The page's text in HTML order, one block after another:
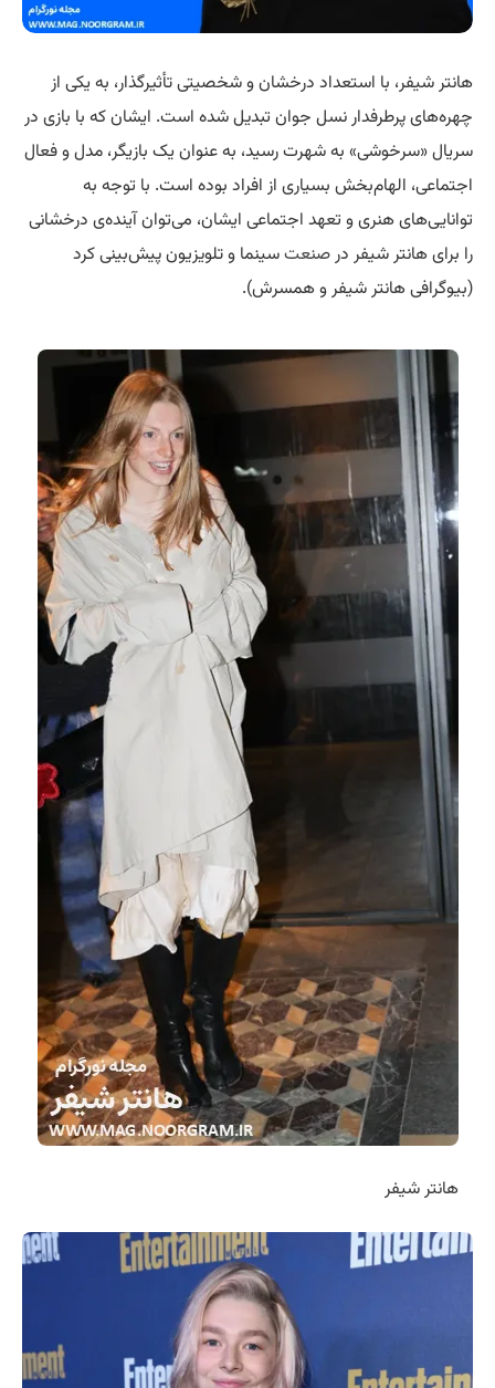
هانتر شیفر، با استعداد درخشان و شخصیتی تأثیرگذار، به یکی از
چهره‌های پرطرفدار نسل جوان تبدیل شده است. ایشان که با بازی در
سریال «سرخوشی» به شهرت رسید، به عنوان یک بازیگر، مدل و فعال
اجتماعی، الهام‌بخش بسیاری از افراد بوده است. با توجه به
توانایی‌های هنری و تعهد اجتماعی ایشان، می‌توان آینده‌ی درخشانی
را برای هانتر شیفر در صنعتسینما و تلویزیون پیش‌بینی کرد
(بیوگرافی هانتر شیفر و همسرش).
هانتر شیفر